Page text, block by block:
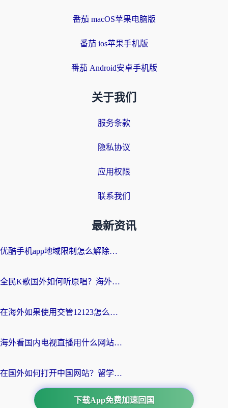
番茄 macOS苹果电脑版
番茄 ios苹果手机版
番茄 Android安卓手机版
关于我们
服务条款
隐私协议
应用权限
联系我们
最新资讯
优酷手机app地域限制怎么解除？海外党亲测有效的追剧方案
全民K歌国外如何听原唱？海外党亲测有效的回国加速器选择指南
在海外如果使用交管12123怎么处理？留学生亲测有效的回国加速方案
海外看国内电视直播用什么网站比较好？一篇解决你所有追剧难题的实用指南
在国外如何打开中国网站？留学生与海外华人的无缝访问指南
下载App免费加速回国